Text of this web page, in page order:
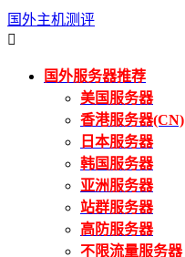
国外主机测评

国外服务器推荐
美国服务器
香港服务器(CN)
日本服务器
韩国服务器
亚洲服务器
站群服务器
高防服务器
不限流量服务器